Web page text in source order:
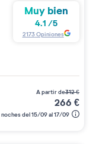
Muy bien
4.1 /5
2173Opiniones
a partir de312€
266 €
noches del 15/09 al 17/09